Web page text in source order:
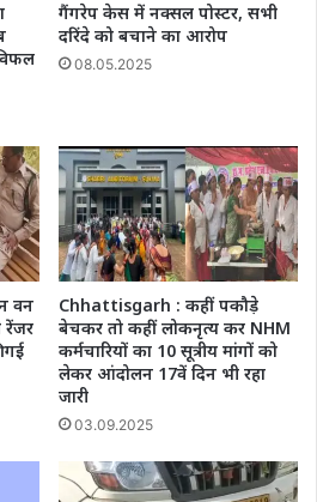
गैंगरेप केस में नक्सल पोस्टर, सभी
दरिंदे को बचाने का आरोप
08.05.2025
वन
रेंजर
गई
Chhattisgarh : कहीं पकौड़े
बेचकर तो कहीं लोकनृत्य कर NHM
कर्मचारियों का 10 सूत्रीय मांगों को
लेकर आंदोलन 17वें दिन भी रहा
जारी
03.09.2025